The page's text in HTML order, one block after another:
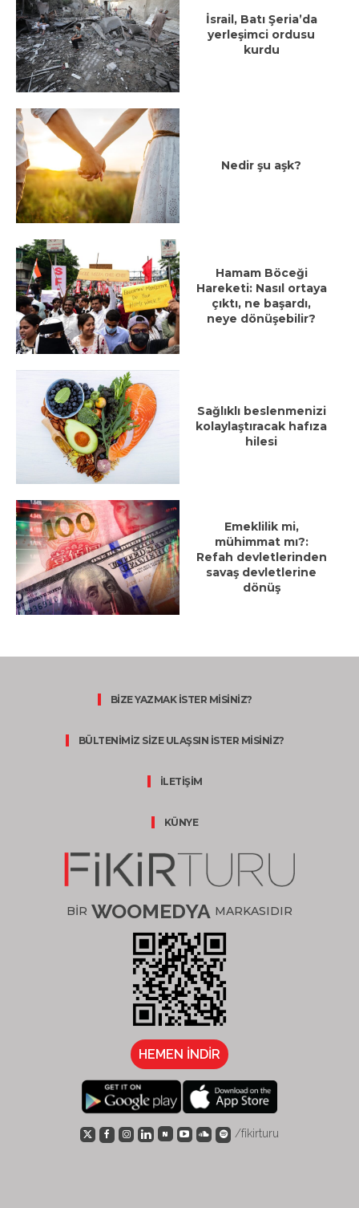
İsrail, Batı Şeria’da
yerleşimci ordusu
kurdu
Nedir şu aşk?
Hamam Böceği
Hareketi: Nasıl ortaya
çıktı, ne başardı,
neye dönüşebilir?
Sağlıklı beslenmenizi
kolaylaştıracak hafıza
hilesi
Emeklilik mi,
mühimmat mı?:
Refah devletlerinden
savaş devletlerine
dönüş
BİZE YAZMAK İSTER MİSİNİZ?
BÜLTENİMİZ SİZE ULAŞSIN İSTER MİSİNİZ?
İLETİŞİM
KÜNYE
BİR WOOMEDYA MARKASIDIR
HEMEN İNDİR
/fikirturu